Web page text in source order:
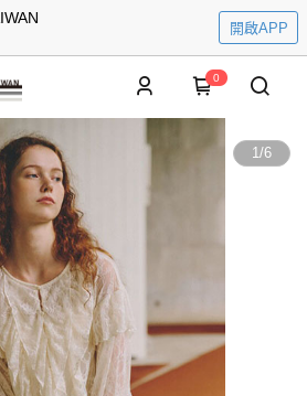
開啟APP
0
1/6